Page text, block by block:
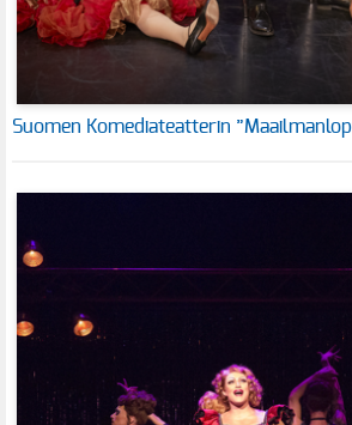
Suomen Komediateatterin